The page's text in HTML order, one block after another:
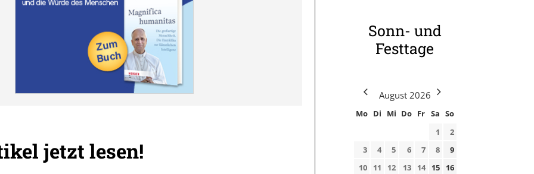
jetzt lesen!
Sonn- und
Festtage
August 2026
Mo Di Mi Do Fr Sa So
1
2
3
4 5 6 7 8
9
10
11 12 13 14 15
16